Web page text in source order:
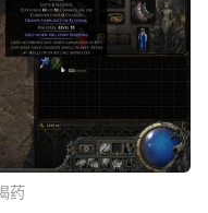
药